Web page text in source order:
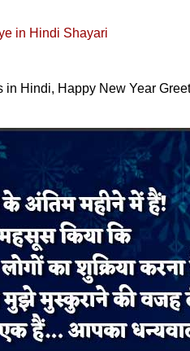
in Hindi Shayari
Hindi, Happy New Year